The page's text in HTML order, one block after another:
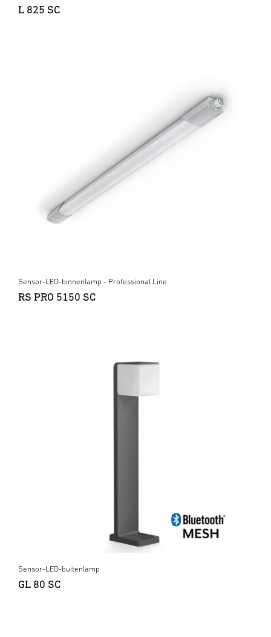
L 825 SC
Sensor-LED-binnenlamp - Professional Line
RS PRO 5150 SC
Sensor-LED-buitenlamp
GL 80 SC